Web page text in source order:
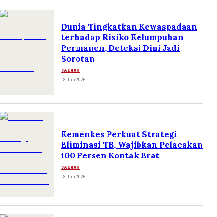
Dunia Tingkatkan Kewaspadaan
terhadap Risiko Kelumpuhan
Permanen, Deteksi Dini Jadi
Sorotan
DAERAH
18 Juli 2026
Kemenkes Perkuat Strategi
Eliminasi TB, Wajibkan Pelacakan
100 Persen Kontak Erat
DAERAH
18 Juli 2026